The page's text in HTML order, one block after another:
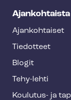
Ajankohtaista
Ajankohtaiset
Tiedotteet
Blogit
Tehy-lehti
Koulutus- ja